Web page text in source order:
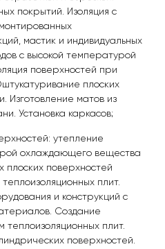
покрытий. Изоляция с
мастик и индивидуальных
с высокой температурой
поверхностей при
плоских
Изготовление матов из
Установка каркасов;
утепление
охлаждающего вещества
плоских поверхностей
плит.
и конструкций с
Создание
плит.
поверхностей.